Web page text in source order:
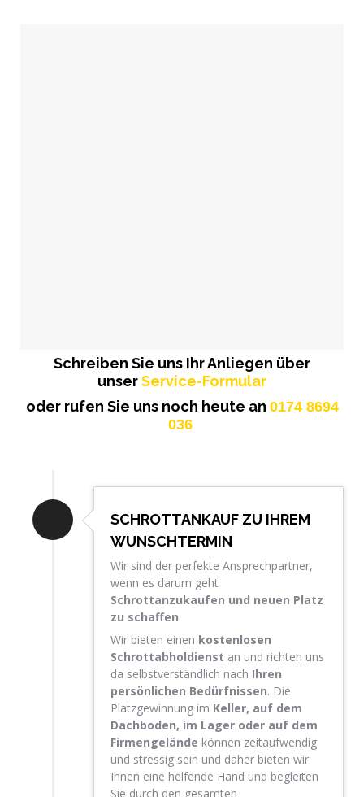
Schreiben Sie uns Ihr Anliegen über
unserService-Formular
oder rufen Sie uns noch heute an 0174 8694
036
SCHROTTANKAUF ZU IHREM
WUNSCHTERMIN
Wir sind der perfekte Ansprechpartner,
wenn es darum geht
Schrottanzukaufen und neuen Platz
zu schaffen
Wir bieten einen kostenlosen
Schrottabholdienst an und richten uns
da selbstverständlich nach Ihren
persönlichen Bedürfnissen. Die
Platzgewinnung im Keller, auf dem
Dachboden, im Lager oder auf dem
Firmengelände können zeitaufwendig
und stressig sein und daher bieten wir
Ihnen eine helfende Hand und begleiten
Sie durch den gesamten